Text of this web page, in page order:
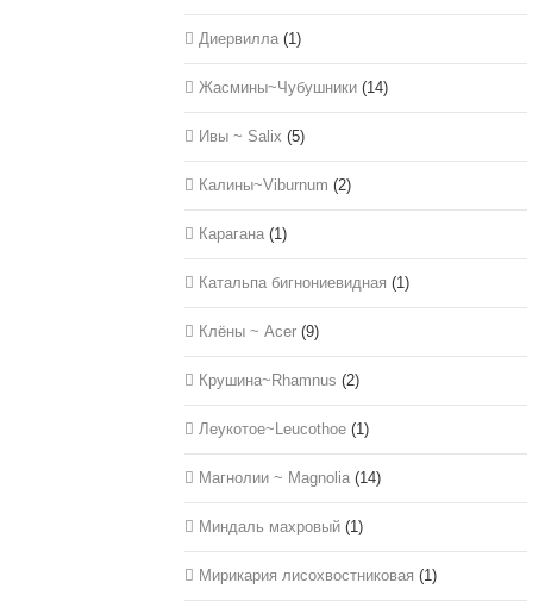
Диервилла (1)
Жасмины~Чубушники (14)
Ивы ~ Salix (5)
Калины~Viburnum (2)
Карагана (1)
Катальпа бигнониевидная (1)
Клёны ~ Acer (9)
Крушина~Rhamnus (2)
Леукотое~Leucothoe (1)
Магнолии ~ Magnolia (14)
Миндаль махровый (1)
Мирикария лисохвостниковая (1)